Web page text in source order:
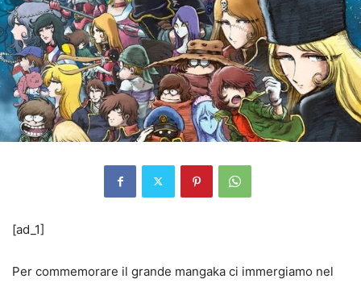
[ad_1]
Per commemorare il grande mangaka ci immergiamo nel